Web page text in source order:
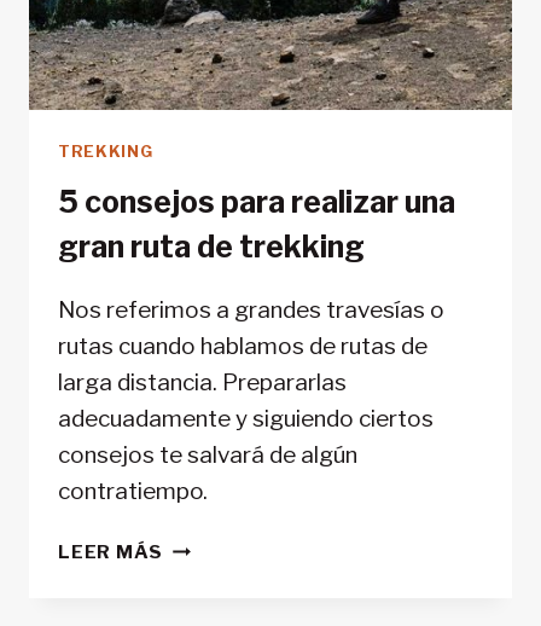
TREKKING
5 consejos para realizar una
gran ruta de trekking
Nos referimos a grandes travesías o
rutas cuando hablamos de rutas de
larga distancia. Prepararlas
adecuadamente y siguiendo ciertos
consejos te salvará de algún
contratiempo.
LEER MÁS 5